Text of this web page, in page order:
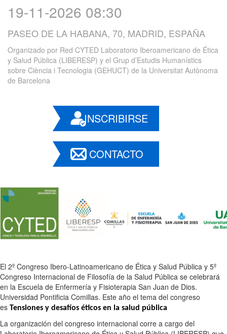
19-11-2026 08:30
PASEO DE LA HABANA, 70, MADRID, ESPAÑA
Organizado por Red CYTED Laboratorio Iberoamericano de Ética
y Salud Pública (LIBERESP) y el Grup d’Estudis Humanístics
sobre Ciència i Tecnologia (GEHUCT) de la Universitat Autònoma
de Barcelona
INSCRIBIRSE
CONTACTO
El 2º Congreso Ibero-Latinoamericano de Ética y Salud Pública y 5º
Congreso Internacional de Filosofía de la Salud Pública se celebrará
en la Escuela de Enfermería y Fisioterapia San Juan de Dios.
Universidad Pontificia Comillas. Este año el tema del congreso
es Tensiones y desafíos éticos en la salud pública
La organización del congreso internacional corre a cargo del